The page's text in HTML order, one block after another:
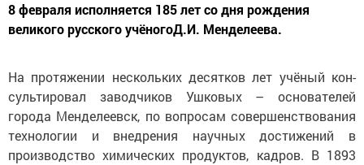
8 февраля исполняется 185 лет со дня рождения
великого русского учёногоД.И. Менделеева.
На протяжении нескольких десятков лет учёный кон-
сультировал заводчиков Ушковых – основателей
города Менделеевск, по вопросам совершенствования
технологии и внедрения научных достижений в
производство химических продуктов, кадров. В 1893